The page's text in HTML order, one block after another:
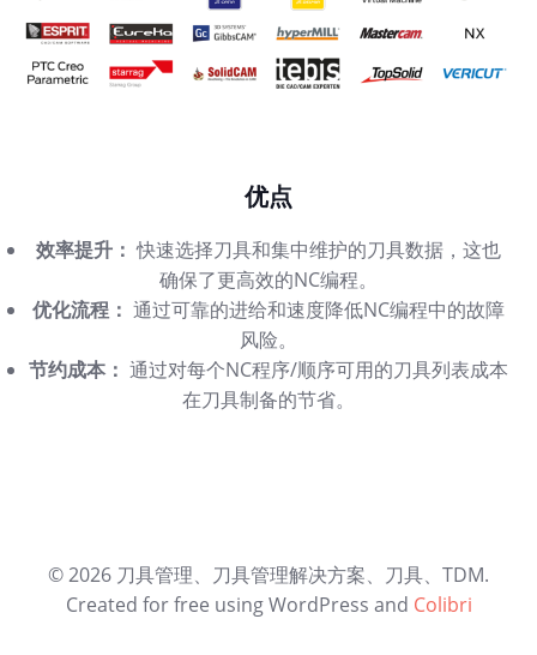
优点
效率提升： 快速选择刀具和集中维护的刀具数据，这也
确保了更高效的NC编程。
优化流程： 通过可靠的进给和速度降低NC编程中的故障
风险。
节约成本： 通过对每个NC程序/顺序可用的刀具列表成本
在刀具制备的节省。
© 2026 刀具管理、刀具管理解决方案、刀具、TDM.
Created for free using WordPress and Colibri